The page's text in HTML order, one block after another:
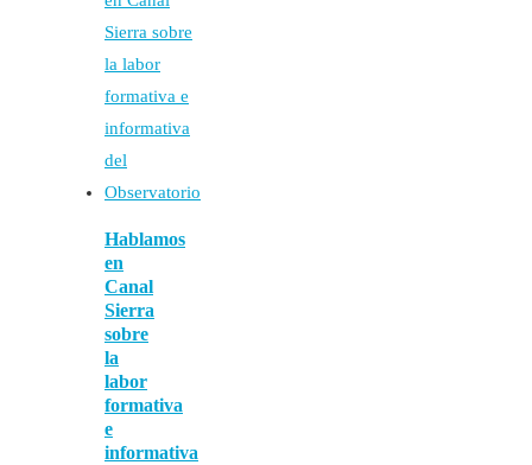
Hablamos
en
Canal
Sierra
sobre
la
labor
formativa
e
informativa